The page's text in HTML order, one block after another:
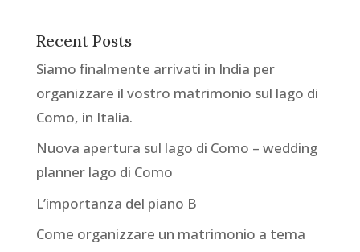
Recent Posts
Siamo finalmente arrivati in India per
organizzare il vostro matrimonio sul lago di
Como, in Italia.
Nuova apertura sul lago di Como – wedding
planner lago di Como
L’importanza del piano B
Come organizzare un matrimonio a tema